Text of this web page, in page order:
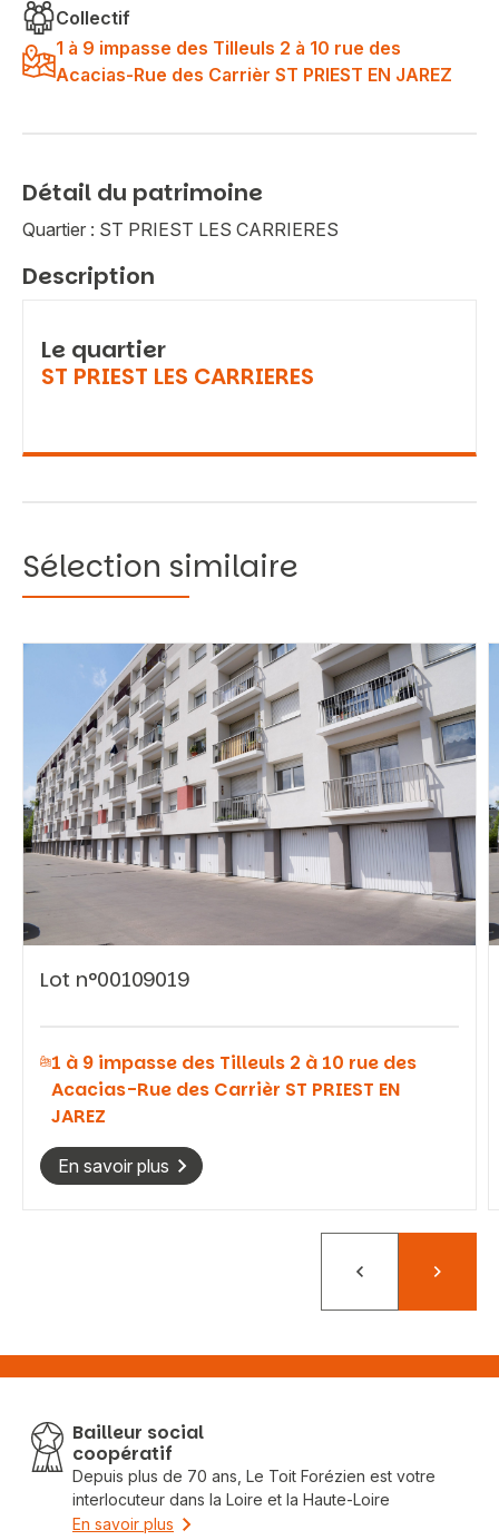
Rechercher
Collectif
1 à 9 impasse des Tilleuls 2 à 10 rue des
Acacias-Rue des Carrièr ST PRIEST EN JAREZ
Détail du patrimoine
Quartier : ST PRIEST LES CARRIERES
Description
Le quartier
ST PRIEST LES CARRIERES
Sélection similaire
Lot n°00109019
1 à 9 impasse des Tilleuls 2 à 10 rue des
Acacias-Rue des Carrièr ST PRIEST EN
JAREZ
En savoir plus
PrécédentSuivant
Bailleur social
coopératif
Depuis plus de 70 ans, Le Toit Forézien est votre
interlocuteur dans la Loire et la Haute-Loire
En savoir plus